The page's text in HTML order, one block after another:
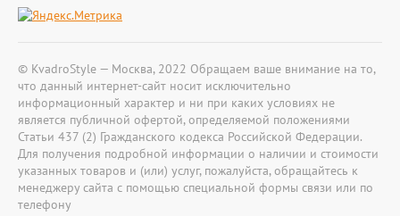
© KvadroStyle — Москва, 2022 Обращаем ваше внимание на то,
что данный интернет-сайт носит исключительно
информационный характер и ни при каких условиях не
является публичной офертой, определяемой положениями
Статьи 437 (2) Гражданского кодекса Российской Федерации.
Для получения подробной информации о наличии и стоимости
указанных товаров и (или) услуг, пожалуйста, обращайтесь к
менеджеру сайта с помощью специальной формы связи или по
телефону